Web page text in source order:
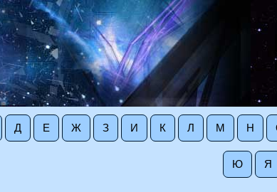
Д Е Ж З И К Л М Н
Ю Я